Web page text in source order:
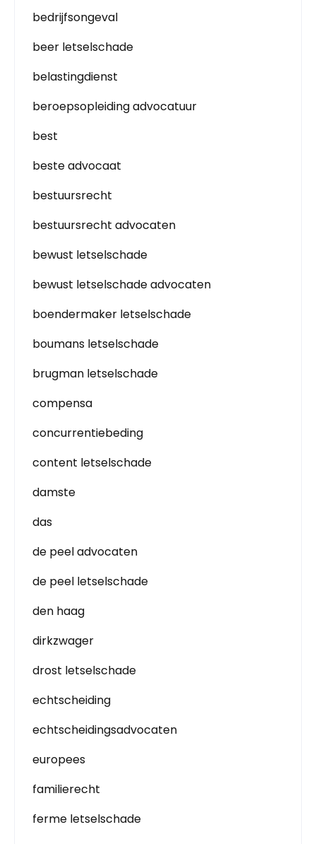
bedrijfsongeval
beer letselschade
belastingdienst
beroepsopleiding advocatuur
best
beste advocaat
bestuursrecht
bestuursrecht advocaten
bewust letselschade
bewust letselschade advocaten
boendermaker letselschade
boumans letselschade
brugman letselschade
compensa
concurrentiebeding
content letselschade
damste
das
de peel advocaten
de peel letselschade
den haag
dirkzwager
drost letselschade
echtscheiding
echtscheidingsadvocaten
europees
familierecht
ferme letselschade